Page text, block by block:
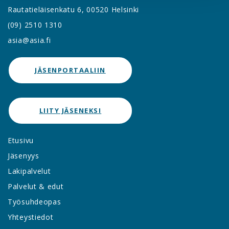
Rautatieläisenkatu 6, 00520 Helsinki
(09) 2510 1310
asia@asia.fi
JÄSENPORTAALIIN
LIITY JÄSENEKSI
Etusivu
Jäsenyys
Lakipalvelut
Palvelut & edut
Työsuhdeopas
Yhteystiedot